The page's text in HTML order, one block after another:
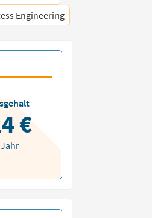
Engineering
€